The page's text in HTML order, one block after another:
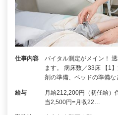
仕事内容
バイタル測定がメイン！
ます。 病床数／33床 【1
剤の準備、ベッドの準備
給与
月給212,200円（初任給）
当2,500円=月収22…